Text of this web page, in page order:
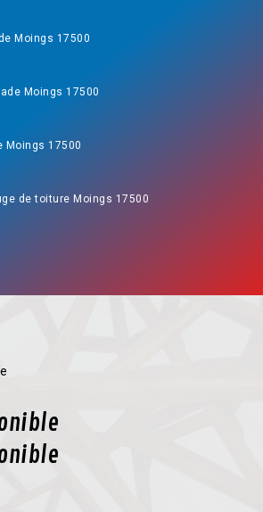
Moings 17500
Moings 17500
Moings 17500
de toiture Moings 17500